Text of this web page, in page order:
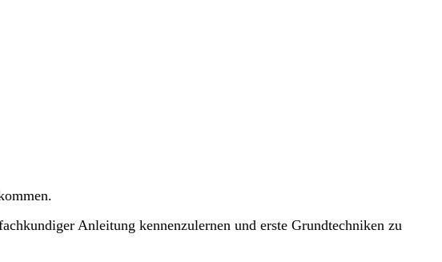
Anleitung kennenzulernen und erste Grundtechniken zu